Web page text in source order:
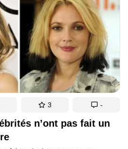
n’ont pas fait un
3 -